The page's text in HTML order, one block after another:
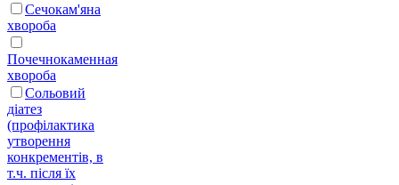
Сечокам'яна
хвороба
Почечнокаменная
хвороба
Сольовий
діатез
(профілактика
утворення
конкрементів, в
т.ч. після їх